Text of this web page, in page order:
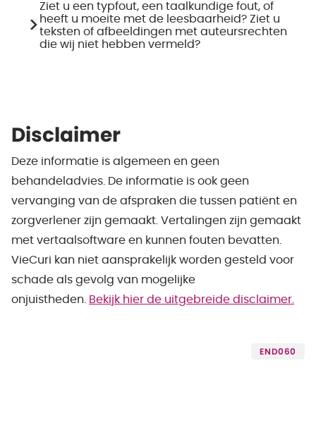
Ziet u een typfout, een taalkundige fout, of
heeft u moeite met de leesbaarheid? Ziet u
teksten of afbeeldingen met auteursrechten
die wij niet hebben vermeld?
Disclaimer
Deze informatie is algemeen en geen
behandeladvies. De informatie is ook geen
vervanging van de afspraken die tussen patiënt en
zorgverlener zijn gemaakt. Vertalingen zijn gemaakt
met vertaalsoftware en kunnen fouten bevatten.
VieCuri kan niet aansprakelijk worden gesteld voor
schade als gevolg van mogelijke
onjuistheden. Bekijk hier de uitgebreide disclaimer.
END060